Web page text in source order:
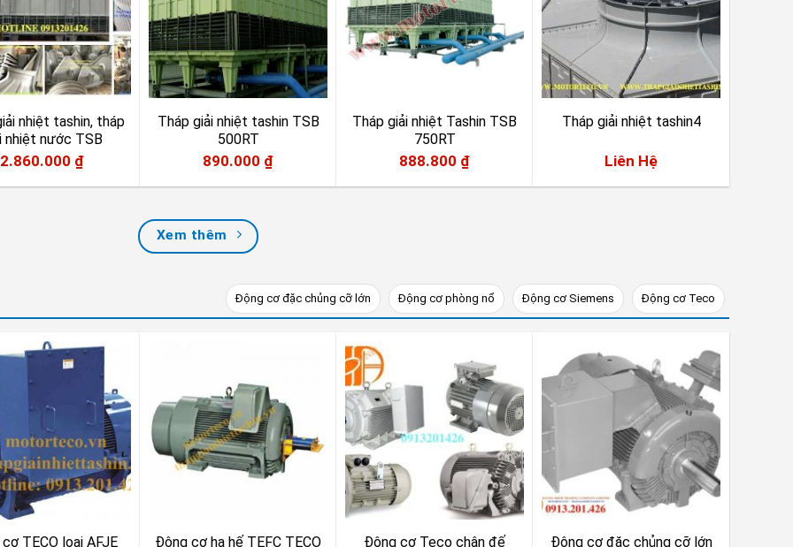
nhiệt tashin, tháp
nhiệt nước TSB
2.860.000 ₫
Tháp giải nhiệt tashin TSB
500RT
890.000 ₫
Tháp giải nhiệt Tashin TSB
750RT
888.800 ₫
Tháp giải nhiệt tashin4
Liên Hệ
Xem thêm
Động cơ đặc chủng cỡ lớn Động cơ phòng nổ Động cơ Siemens Động cơ Teco
TECO loại AFJE Động cơ hạ hế TEFC TECO Động cơ Teco chân đế Động cơ đặc chủng cỡ lớn